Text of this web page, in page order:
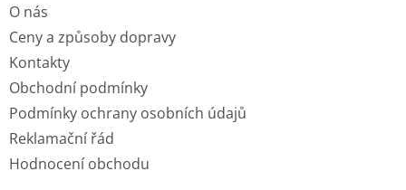
O nás
Ceny a způsoby dopravy
Kontakty
Obchodní podmínky
Podmínky ochrany osobních údajů
Reklamační řád
Hodnocení obchodu